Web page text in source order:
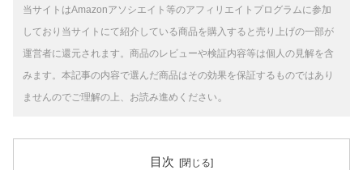
当サイトはAmazonアソシエイト等のアフィリエイトプログラムに参加
しており当サイトにて紹介している商品を購入すると売り上げの一部が
運営者に還元されます。商品のレビューや検証内容等は個人の見解を含
みます。 本記事の内容で選んだ商品はその効果を保証するものではあり
ませんのでご理解の上、お読み進めください 。
目次